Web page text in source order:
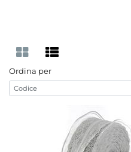
Ordina per